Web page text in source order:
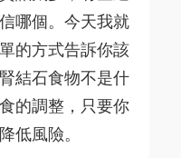
哪個。今天我就
的方式告訴你該
結石食物不是什
的調整，只要你
低風險。